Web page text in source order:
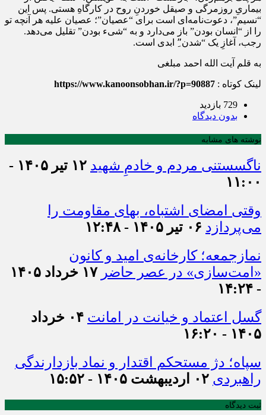
بیماریِ روزمرگی و صیقل خوردنِ روح در کارگاهِ هستی. پس این
“نسیم”، دعوت‌نامه‌ای است برای “عصیان”؛ عصیان علیه هر آنچه تو
را از “انسان بودن” باز می‌دارد و به “شیء بودن” تقلیل می‌دهد.
رجب، آغازِ یک “شدن”ِ ابدی است.
️به قلم آیت الله احمد مبلغی
لینک کوتاه : https://www.kanoonsobhan.ir/?p=90887
729 بازدید
بدون دیدگاه
نوشته های مشابه
ناگسستنی مردم و خادمِ شهید
۱۲ تیر ۱۴۰۵ -
۱۱:۰۰
وقتی امضای اشتباه، بهای مقاومت را
می‌پردازد ۰۶ تیر ۱۴۰۵ - ۱۲:۴۸
نمازجمعه؛ کارخانه‌ی امید و کانون
«امت‌سازی» در عصر حاضر
۱۷ خرداد ۱۴۰۵
- ۱۴:۲۴
گسل اعتماد و خیانت در امانت
۰۴ خرداد
۱۴۰۵ - ۱۶:۲۰
سپاه؛ دژ مستحکم اقتدار و نماد بازدارندگی
راهبردی ۰۲ اردیبهشت ۱۴۰۵ - ۱۵:۵۲
ثبت دیدگاه